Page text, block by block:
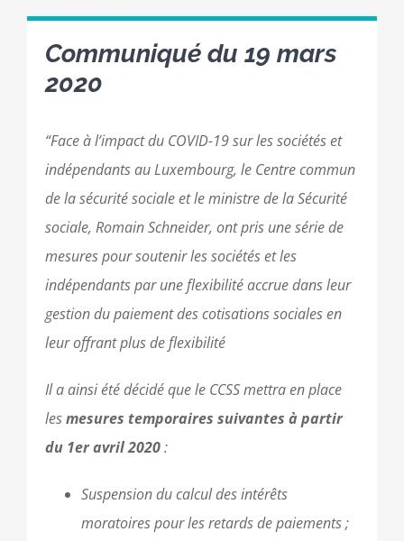
Communiqué du 19 mars
2020
“Face à l’impact du COVID-19 sur les sociétés et
indépendants au Luxembourg, le Centre commun
de la sécurité sociale et le ministre de la Sécurité
sociale, Romain Schneider, ont pris une série de
mesures pour soutenir les sociétés et les
indépendants par une flexibilité accrue dans leur
gestion du paiement des cotisations sociales en
leur offrant plus de flexibilité
Il a ainsi été décidé que le CCSS mettra en place
lesmesures temporaires suivantes à partir
du 1er avril 2020:
Suspension du calcul des intérêts
moratoires pour les retards de paiements ;